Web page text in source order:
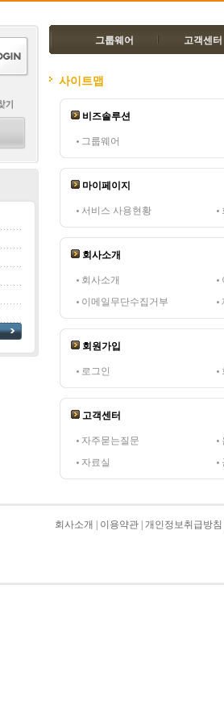
그룹웨어 고객센터
사이트맵
비즈솔루션
그룹웨어
마이페이지
서비스 사용현황
회사소개
회사소개
이메일무단수집거부
회원가입
로그인
고객센터
자주묻는질문
자료실
회사소개 이용약관 개인정보취급방침